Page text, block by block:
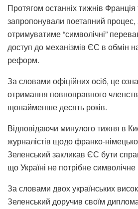
Протягом останніх тижнів
запропонували поетапний процес,
отримуватиме “символічні”
доступ до механізмів ЄС в обмін
реформ.
За словами офіційних осіб, це
отримання повноправного
щонайменше десять років.
Відповідаючи минулого тижня в
журналістів щодо франко-
Зеленський закликав ЄС бути
що Україні не потрібне
За словами двох українських
Зеленський доручив своїм